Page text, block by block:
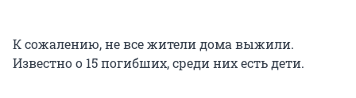
К сожалению, не все жители дома выжили.
Известно о 15 погибших, среди них есть дети.